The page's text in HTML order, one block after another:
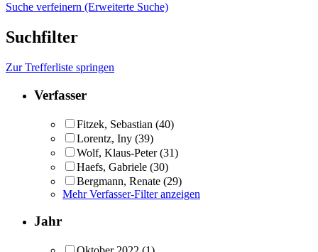
Suche verfeinern (Erweiterte Suche)
Suchfilter
Zur Trefferliste springen
Verfasser
Fitzek, Sebastian (40)
Lorentz, Iny (39)
Wolf, Klaus-Peter (31)
Haefs, Gabriele (30)
Bergmann, Renate (29)
Mehr Verfasser-Filter anzeigen
Jahr